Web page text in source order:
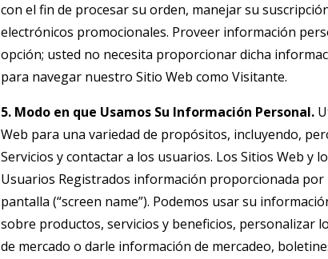
con el fin de procesar su orden, manejar su
electrónicos promocionales. Proveer información
opción; usted no necesita proporcionar dicha
para navegar nuestro Sitio Web como Visitante.
5. Modo en que Usamos Su Información Personal.
Web para una variedad de propósitos, incluyendo,
Servicios y contactar a los usuarios. Los Sitios Web y
Usuarios Registrados información proporcionada
pantalla (“screen name”). Podemos usar su
sobre productos, servicios y beneficios, personalizar
de mercado o darle información de mercadeo,